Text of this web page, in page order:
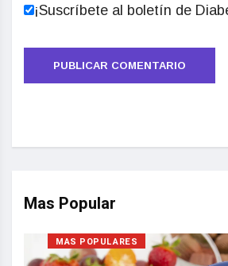
¡Suscríbete al boletín de
Mas Popular
MAS POPULARES